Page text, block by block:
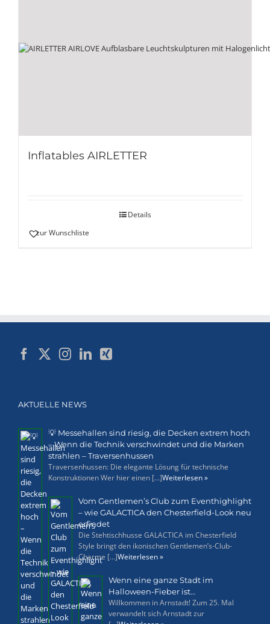
Inflatables AIRLETTER
Details
zur Wunschliste
AKTUELLE NEWS
💡 Messehallen sind riesig, die Decken extrem hoch
– Wenn die Technik verschwindet und die Marken
strahlen – Traversenhussen
Traversenhussen: Die elegante Lösung für technische
Konstruktionen Wer hier einen [...]Weiterlesen »
Vom Gentlemen’s Club zum Eventhighlight
– wie GALACTICA den Chesterfield-Look neu
erfindet
Die Stehtischhusse GALACTICA im Chesterfield
Style bringt den ikonischen Gentlemen’s-Club-
Charme [...]Weiterlesen »
Wenn eine ganze Stadt im
Halloween-Fieber ist…
Willkommen in Arnstadt! Zum 25. Mal
verwandelt sich Arnstadt zur